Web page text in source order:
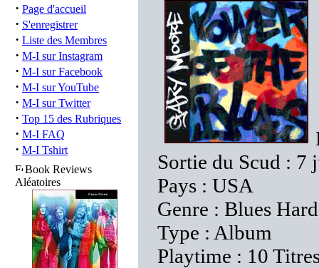
· Page d'accueil
· S'enregistrer
· Liste des Membres
· M-I sur Instagram
· M-I sur Facebook
· M-I sur YouTube
· M-I sur Twitter
· Top 15 des Rubriques
· M-I FAQ
· M-I Tshirt
Book Reviews
Aléatoires
Sortie du Scud : 7
Pays : USA
Genre : Blues
Type : Album
Playtime : 10